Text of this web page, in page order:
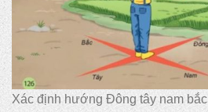
Xác định hướng Đông tây nam